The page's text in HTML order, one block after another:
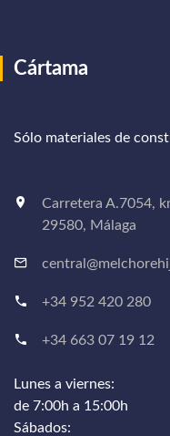
Cártama
Sólo materiales de
Carretera A.7054,
29580, Málaga
+34 952 420 280
+34 663 07 19 12
Lunes a viernes:
de 7:00h a 15:00h
Sábados: